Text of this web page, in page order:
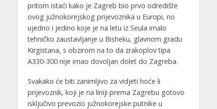
pritom istaći kako je Zagreb bio prvo odredište
ovog južnokorejskog prijevoznika u Europi, no
ujedno i jedino koje je na letu iz Seula imalo
tehničko zaustavljanje u Bisheku, glavnom gradu
Kirgistana, s obzirom na to da zrakoplov tipa
A330-300 nije imao dovoljan dolet do Zagreba.
Svakako će biti zanimljivo za vidjeti hoće li
prijevoznik, koji je na liniji prema Zagrebu gotovo
isključivo prevozio južnokorejske putnike u